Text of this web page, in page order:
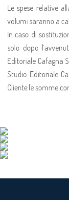
Le spese relative
volumi saranno a
In caso di
solo dopo
Editoriale Cafagna
Studio Editoriale
Cliente le somme